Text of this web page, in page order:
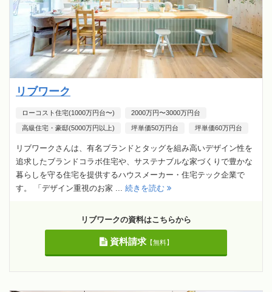
リブワーク
ローコスト住宅(1000万円台〜) 2000万円〜3000万円台
高級住宅・豪邸(5000万円以上) 坪単価50万円台 坪単価60万円台
リブワークさんは、有名ブランドとタッグを組み高いデザイン性を
追求したブランドコラボ住宅や、サステナブルな家づくりで豊かな
暮らしを守る住宅を提供するハウスメーカー・住宅テック企業で
す。 「デザイン重視のお家 ... 続きを読む
リブワークの資料はこちらから
資料請求【無料】